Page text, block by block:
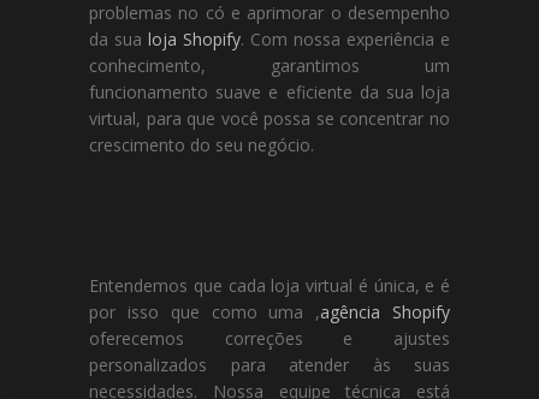
problemas no có e aprimorar o desempenho
da sua loja Shopify. Com nossa experiência e
conhecimento, garantimos um
funcionamento suave e eficiente da sua loja
virtual, para que você possa se concentrar no
crescimento do seu negócio.
Entendemos que cada loja virtual é única, e é
por isso que como uma ,agência Shopify
oferecemos correções e ajustes
personalizados para atender às suas
necessidades. Nossa equipe técnica está